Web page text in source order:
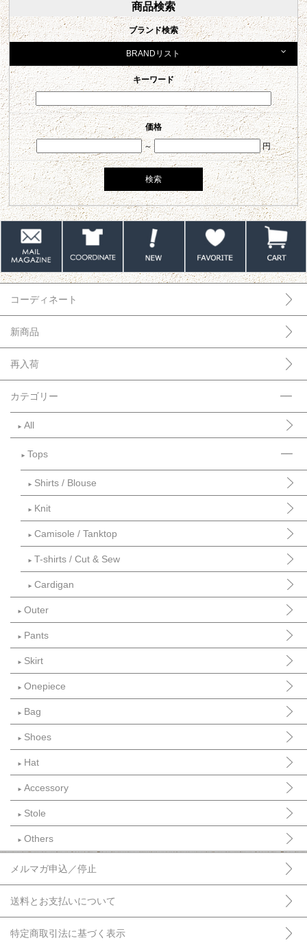
商品検索
ブランド検索
BRANDリスト
キーワード
価格
～
円
コーディネート
新商品
再入荷
カテゴリー
► All
► Tops
► Shirts / Blouse
► Knit
► Camisole / Tanktop
► T-shirts / Cut & Sew
► Cardigan
► Outer
► Pants
► Skirt
► Onepiece
► Bag
► Shoes
► Hat
► Accessory
► Stole
► Others
メルマガ申込／停止
送料とお支払いについて
特定商取引法に基づく表示